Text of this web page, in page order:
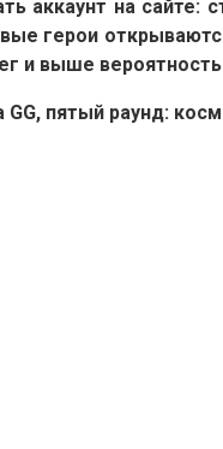
аккаунт на
герои
и выше